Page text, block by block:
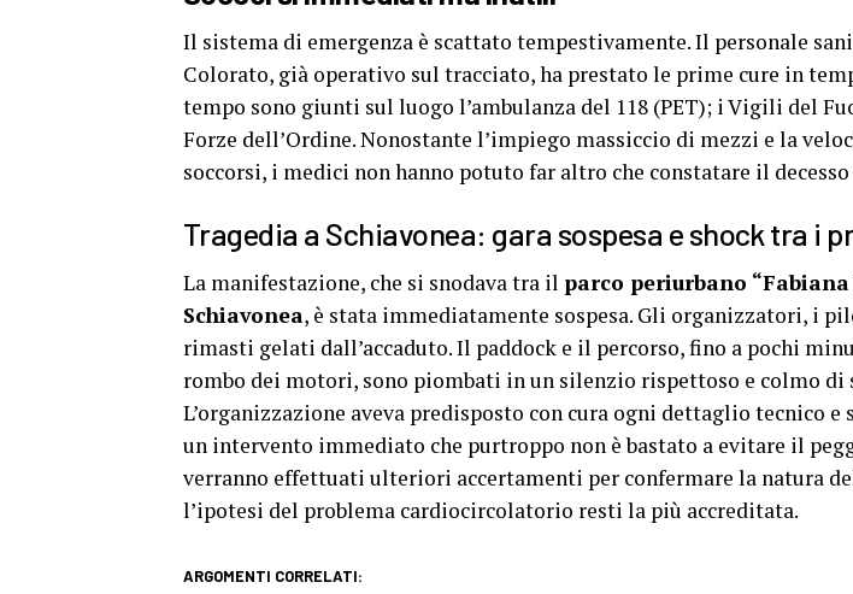
Il sistema di emergenza è scattato tempestivamente. Il personale
Colorato, già operativo sul tracciato, ha prestato le prime cure in
tempo sono giunti sul luogo l’ambulanza del 118 (PET); i Vigili del
Forze dell’Ordine. Nonostante l’impiego massiccio di mezzi e la
soccorsi, i medici non hanno potuto far altro che constatare il decesso
Tragedia a Schiavonea: gara sospesa e shock tra i
La manifestazione, che si snodava tra il parco periurbano
Schiavonea, è stata immediatamente sospesa. Gli organizzatori, i
rimasti gelati dall’accaduto. Il paddock e il percorso, fino a pochi
rombo dei motori, sono piombati in un silenzio rispettoso e colmo di
L’organizzazione aveva predisposto con cura ogni dettaglio tecnico
un intervento immediato che purtroppo non è bastato a evitare il
verranno effettuati ulteriori accertamenti per confermare la natura
l’ipotesi del problema cardiocircolatorio resti la più accreditata.
ARGOMENTI CORRELATI: